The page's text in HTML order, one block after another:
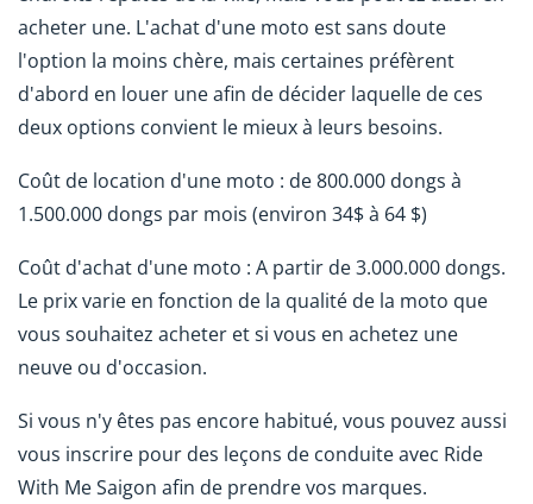
acheter une. L'achat d'une moto est sans doute
l'option la moins chère, mais certaines préfèrent
d'abord en louer une afin de décider laquelle de ces
deux options convient le mieux à leurs besoins.
Coût de location d'une moto : de 800.000 dongs à
1.500.000 dongs par mois (environ 34$ à 64 $)
Coût d'achat d'une moto : A partir de 3.000.000 dongs.
Le prix varie en fonction de la qualité de la moto que
vous souhaitez acheter et si vous en achetez une
neuve ou d'occasion.
Si vous n'y êtes pas encore habitué, vous pouvez aussi
vous inscrire pour des leçons de conduite avec Ride
With Me Saigon afin de prendre vos marques.